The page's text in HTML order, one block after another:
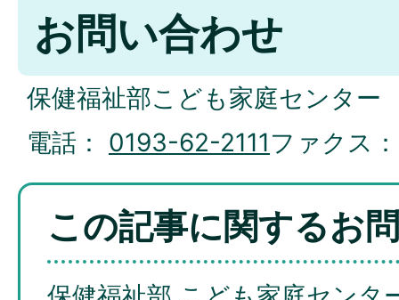
お問い合わせ
保健福祉部こども家庭センター
電話： 0193-62-2111ファクス
この記事に関するお